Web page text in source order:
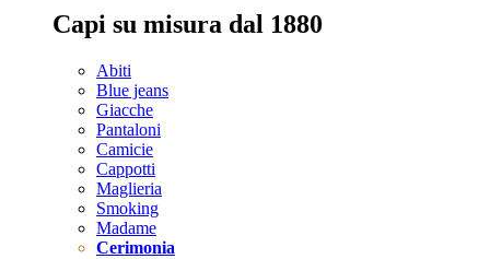
Capi su misura dal 1880
Abiti
Blue jeans
Giacche
Pantaloni
Camicie
Cappotti
Maglieria
Smoking
Madame
Cerimonia